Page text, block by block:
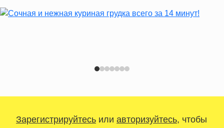
Зарегистрируйтесь или авторизуйтесь, чтобы